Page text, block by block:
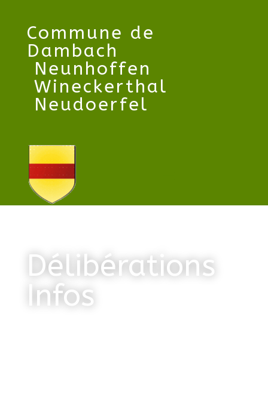
Commune de
Dambach
Neunhoffen
Wineckerthal
Neudoerfel
Délibérations
Infos